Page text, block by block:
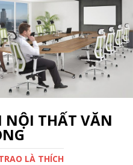
NỘI THẤT VĂN
LÀ THÍCH